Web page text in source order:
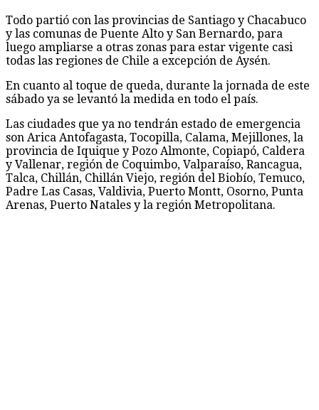
Todo partió con las provincias de Santiago y Chacabuco
y las comunas de Puente Alto y San Bernardo, para
luego ampliarse a otras zonas para estar vigente casi
todas las regiones de Chile a excepción de Aysén.
En cuanto al toque de queda, durante la jornada de este
sábado ya se levantó la medida en todo el país.
Las ciudades que ya no tendrán estado de emergencia
son Arica Antofagasta, Tocopilla, Calama, Mejillones, la
provincia de Iquique y Pozo Almonte, Copiapó, Caldera
y Vallenar, región de Coquimbo, Valparaíso, Rancagua,
Talca, Chillán, Chillán Viejo, región del Biobío, Temuco,
Padre Las Casas, Valdivia, Puerto Montt, Osorno, Punta
Arenas, Puerto Natales y la región Metropolitana.